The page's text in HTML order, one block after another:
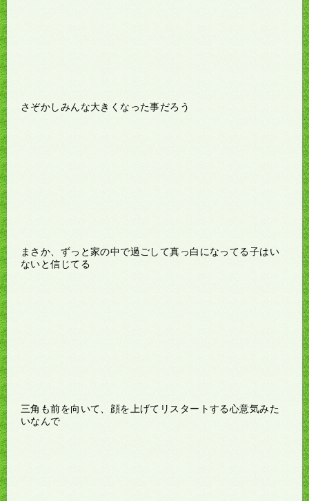
さぞかしみんな大きくなった事だろう
まさか、ずっと家の中で過ごして真っ白になってる子はい
ないと信じてる
三角も前を向いて、顔を上げてリスタートする心意気みた
いなんで